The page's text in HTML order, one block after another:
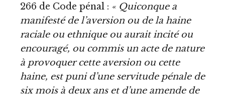
266 de Code pénal : « Quiconque a
manifesté de l’aversion ou de la haine
raciale ou ethnique ou aurait incité ou
encouragé, ou commis un acte de nature
à provoquer cette aversion ou cette
haine, est puni d’une servitude pénale de
six mois à deux ans et d’une amende de